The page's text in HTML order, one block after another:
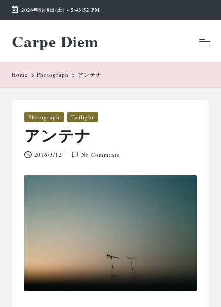
Skip
content
2026年8月8日(土) - 5:43:52 PM
Carpe Diem
Weekend
Wonderland
Home Photograph アンテナ
Posted
Photograph Twilight
アンテナ
2016/3/12 No Comments